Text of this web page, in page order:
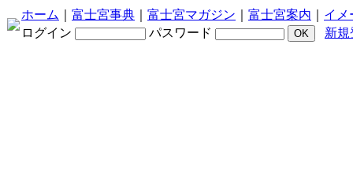
ホーム 富士宮事典 富士宮マガジン 富士宮案内
イメ
ログイン
パスワード 新規